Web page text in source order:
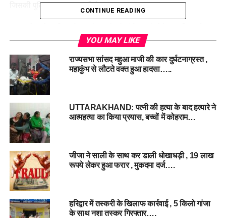
जिसकी पुलिस तलाश कर रही है।
को निर्देश दिए हैं कि घटना का जल्द से जल्द खुलासा किया जाए और दोषी
#HaridwarCrime #ChildMurder #MissingGirl
#TunnelIncident #
RELATED TOPICS: CHILDMURDER
HARIDWARCRIME
MISSINGGIRL
POLICEINVESTIGATION TUNNELINCIDENT
UP NEXT
पिथौरागढ़ में विदेशी पर्यटकों की निगरानी के निर्देश, फॉर्म-सी भरना
अनिवार्य…
DON'T MISS
रुद्रनाथ भगवान की उत्सव डोली विधिविधान के साथ गोपीनाथ मंदिर
से हुई रवाना, 18 मई को खुलेंगे कपाट…
CONTINUE READING
YOU MAY LIKE
राज्यसभा सांसद महुआ माजी की कार दुर्घटनाग्रस्त ,
महाकुंभ से लौटते वक्त हुआ हादसा…..
UTTARAKHAND: पत्नी की हत्या के बाद हत्यारे ने
आत्महत्या का किया प्रयास, बच्चों में कोहराम…
जीजा ने साली के साथ कर डाली धोखाधड़ी , 19 लाख
रूपये लेकर हुआ फरार , मुकदमा दर्ज….
हरिद्वार में तस्करी के खिलाफ कार्रवाई , 5 किलो गांजा
के साथ नशा तस्कर गिरफ्तार….